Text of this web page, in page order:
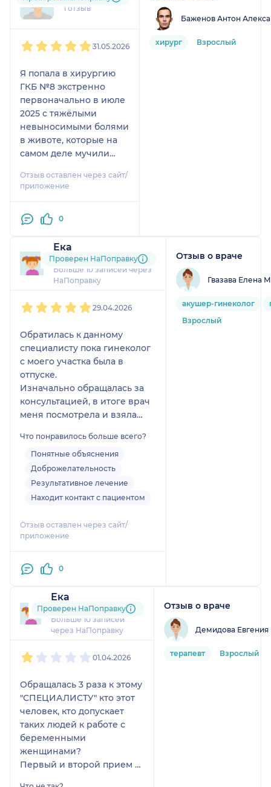
1 отзыв
31.05.2026
Я попала в хирургию​
ГКБ №8 экстренно
первоначально в июле
2025 с тяжёлыми
невыносимыми болями
в животе, которые на
самом деле мучили
лет, и никто и нигде не
мог мне помочь и
только здесь опытные
предположили мой
диагноз, предложили
мне операцию
(операция, к слову,
была проведена очень
сложная, внутри
благодаря этому
диагноз подтвердился,
и меня спасли! Если бы
не они, то дальше мог
бы развиться уже
некроз тканей, и исход
был бы один. Не хватит
слов, чтобы выразить
совершил Баженов
Антон Александрович
и врачи, и профессора,
спасению! Ангел-
хранитель, не иначе.
лично и хочу это
актуально и полезно
другим. Антон
Александрович,
огромное
и низкий поклон за
труд! Сколько
спасённых жизней!
Благослови Господь
Вас, Вашу семью и всех
Ваших близких! Будьте
здоровы и счастливы!
Понравилось:
Отзыв оставлен через сайт/
приложение
0
Баженов Антон
хирург Взрослый
Ека
45 отзывов
Больше 10 записей через
НаПоправку
Проверен НаПоправку
29.04.2026
Обратилась к данному
специалисту пока гинеколог
с моего участка была в
отпуске.
Изначально обращалась за
консультацией, в итоге врач
меня посмотрела и взяла
аккуратно.
Так же ответила очень
подробно на все мои
вопросы, а их было не мало)
В целом от её приёма
поэтому обращалась к ней
потом еще не один раз 👍
Что понравилось больше всего?
Понятные объяснения
Доброжелательность
Результативное лечение
Находит контакт с пациентом
Отзыв оставлен через сайт/
приложение
0
Отзыв о враче
Гвазава Елена
акушер-гинеколог
Взрослый
Ека
45 отзывов
Больше 10 записей
через НаПоправку
Проверен НаПоправку
01.04.2026
Обращалась 3 раза к этому
"СПЕЦИАЛИСТУ" кто этот
человек, кто допускает
таких людей к работе с
беременными
женщинами?
Первый и второй прием я
Отзыв о враче
Демидова Евгения
терапевт Взрослый